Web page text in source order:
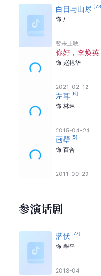
白日与山尽 [73
饰 /
暂未上映
你好，李焕英
饰 赵艳华
2021-02-12
左耳 [6]
饰 林琳
2015-04-24
画壁 [5]
饰 百合
2011-09-29
参演话剧
潜伏 [77]
饰 翠平
2018-04